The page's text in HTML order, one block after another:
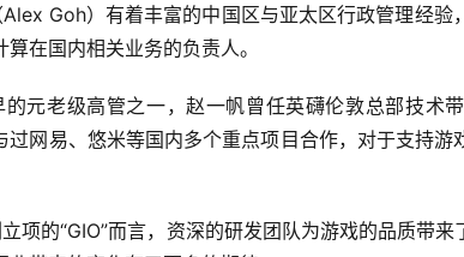
Goh）有着丰富的中国区与亚太区行政管理经
算在国内相关业务的负责人。
元老级高管之一，赵一帆曾任英礴伦敦总部技术
过网易、悠米等国内多个重点项目合作，对于支持
项的“GIO”而言，资深的研发团队为游戏的品质带